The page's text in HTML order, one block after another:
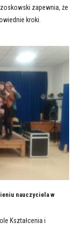
zapewnia, że
kroki.
nauczyciela w
Kształcenia i